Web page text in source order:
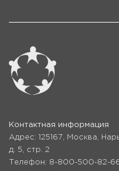
Контактная информация
Адрес: 125167, Москва,
д. 5, стр. 2
Телефон: 8-800-500-82-